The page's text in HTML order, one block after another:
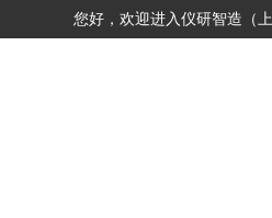
您好，欢迎进入仪研智造（